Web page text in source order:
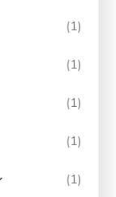
(1)
(1)
(1)
(1)
(1)